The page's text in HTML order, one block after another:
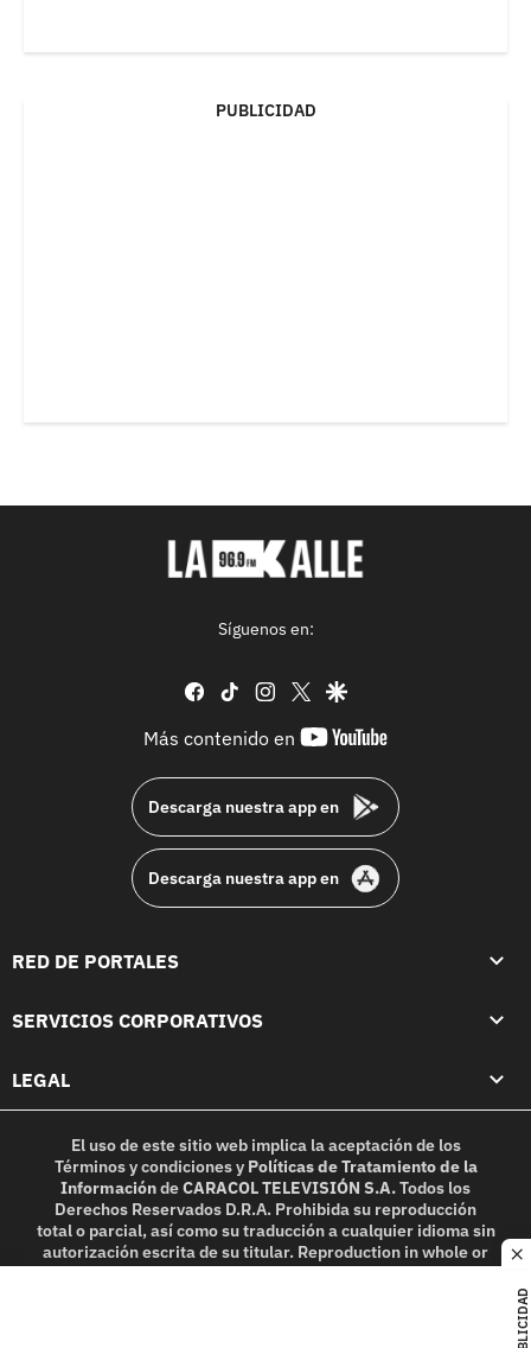
PUBLICIDAD
PUBLICIDAD
Síguenos en:
facebook
tiktok instagram
twittergoogle
Más contenido en
youtube-
Descarga nuestra app en
Descarga nuestra app en
RED DE PORTALES
SERVICIOS CORPORATIVOS
LEGAL
El uso de este sitio web implica la aceptación de los
Términos y condicionesy Políticas de Tratamiento de la
InformacióndeCARACOL TELEVISIÓN S.A.Todos los
Derechos Reservados D.R.A. Prohibida su reproducción
total o parcial, así como su traducción a cualquier idioma sin
autorización escrita de su titular. Reproduction in whole or
in part, or translation without written permission is